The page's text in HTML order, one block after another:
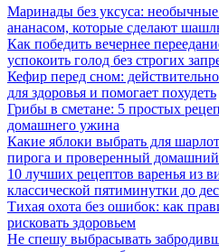
Маринады без уксуса:
ананасом, которые сделают
Как победить вечернее
успокоить голод без строгих
Кефир перед сном:
для здоровья и помогает похудеть
Грибы в сметане: 5 простых
домашнего ужина
Какие яблоки выбрать для
пирога и проверенный
10 лучших рецептов варенья из
классической пятиминутки до
Тихая охота без ошибок: как
рисковать здоровьем
Не спешу выбрасывать